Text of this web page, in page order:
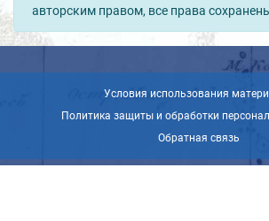
авторским правом, все права
Условия использования
Политика защиты и обработки
Обратная связь